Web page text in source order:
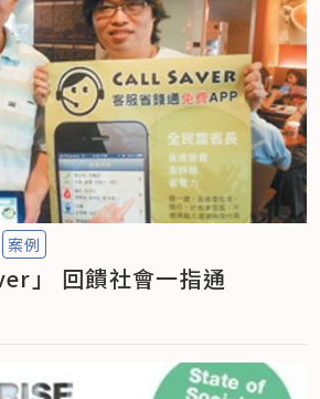
案例
」 回饋社會一指通